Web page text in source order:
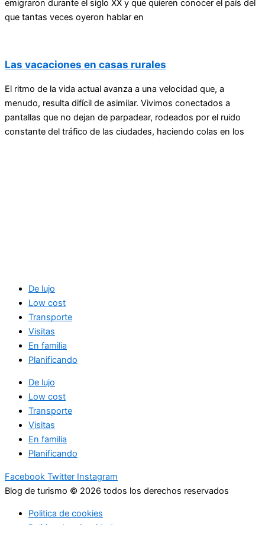
emigraron durante el siglo XX y que quieren conocer el país del
que tantas veces oyeron hablar en
Las vacaciones en casas rurales
El ritmo de la vida actual avanza a una velocidad que, a
menudo, resulta difícil de asimilar. Vivimos conectados a
pantallas que no dejan de parpadear, rodeados por el ruido
constante del tráfico de las ciudades, haciendo colas en los
De lujo
Low cost
Transporte
Visitas
En familia
Planificando
De lujo
Low cost
Transporte
Visitas
En familia
Planificando
Facebook Twitter Instagram
Blog de turismo © 2026 todos los derechos reservados
Politica de cookies
Politica de privacidad